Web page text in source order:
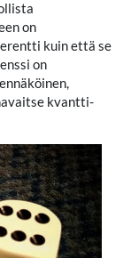
on
kuin että se
on
kvantti-